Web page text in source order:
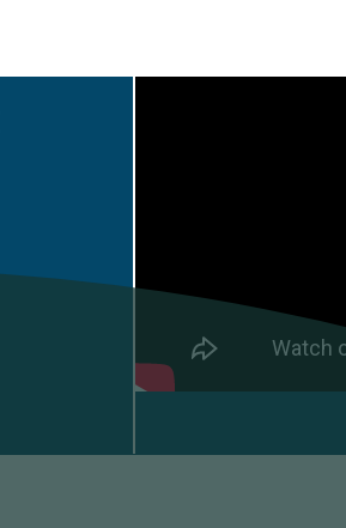
VIBRANT